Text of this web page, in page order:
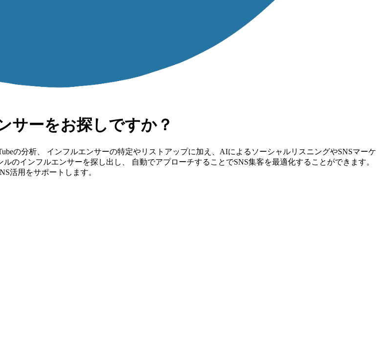
サーをお探しですか？
の分析、 インフルエンサーの特定やリストアップに加え、AIによるソーシャルリスニングやSNSマーケ
のインフルエンサーを探し出し、 自動でアプローチすることでSNS集客を最適化することができます。
活用をサポートします。